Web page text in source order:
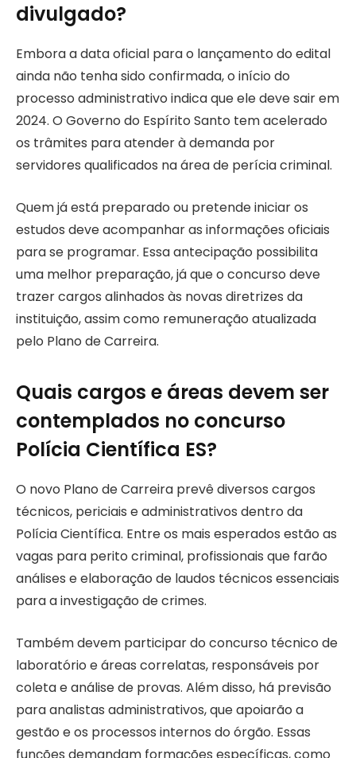
divulgado?
Embora a data oficial para o lançamento do edital
ainda não tenha sido confirmada, o início do
processo administrativo indica que ele deve sair em
2024. O Governo do Espírito Santo tem acelerado
os trâmites para atender à demanda por
servidores qualificados na área de perícia criminal.
Quem já está preparado ou pretende iniciar os
estudos deve acompanhar as informações oficiais
para se programar. Essa antecipação possibilita
uma melhor preparação, já que o concurso deve
trazer cargos alinhados às novas diretrizes da
instituição, assim como remuneração atualizada
pelo Plano de Carreira.
Quais cargos e áreas devem ser
contemplados no concurso
Polícia Científica ES?
O novo Plano de Carreira prevê diversos cargos
técnicos, periciais e administrativos dentro da
Polícia Científica. Entre os mais esperados estão as
vagas para perito criminal, profissionais que farão
análises e elaboração de laudos técnicos essenciais
para a investigação de crimes.
Também devem participar do concurso técnico de
laboratório e áreas correlatas, responsáveis por
coleta e análise de provas. Além disso, há previsão
para analistas administrativos, que apoiarão a
gestão e os processos internos do órgão. Essas